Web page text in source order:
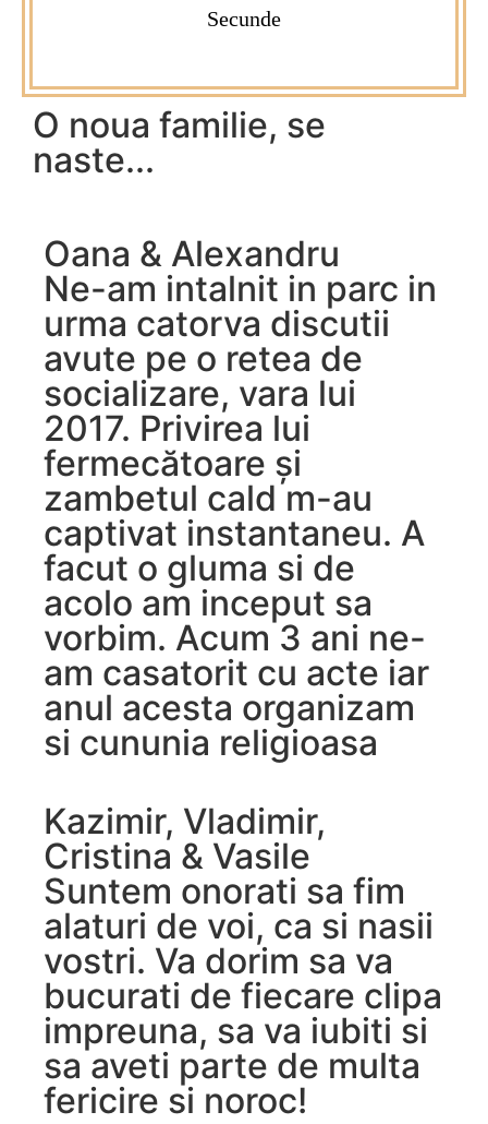
Secunde
O noua familie, se
naste...
Oana & Alexandru
Ne-am intalnit in parc in
urma catorva discutii
avute pe o retea de
socializare, vara lui
2017. Privirea lui
fermecătoare și
zambetul cald m-au
captivat instantaneu. A
facut o gluma si de
acolo am inceput sa
vorbim. Acum 3 ani ne-
am casatorit cu acte iar
anul acesta organizam
si cununia religioasa
Kazimir, Vladimir,
Cristina & Vasile
Suntem onorati sa fim
alaturi de voi, ca si nasii
vostri. Va dorim sa va
bucurati de fiecare clipa
impreuna, sa va iubiti si
sa aveti parte de multa
fericire si noroc!